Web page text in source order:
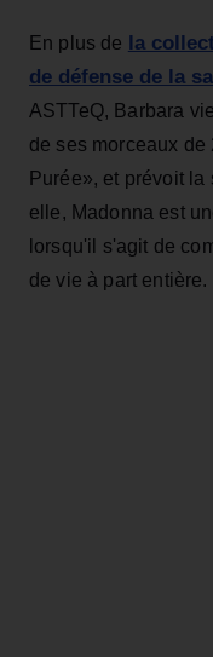
En plus de la
de défense de la
ASTTeQ, Barbara
de ses morceaux
Purée», et prévoit
elle, Madonna est
lorsqu'il s'agit de
de vie à part entière.